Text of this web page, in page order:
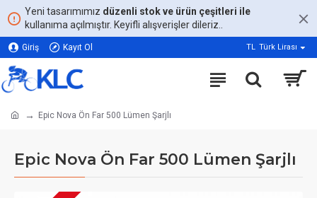
Yeni tasarımımız düzenli stok ve ürün çeşitleri ile
kullanıma açılmıştır. Keyifli alışverişler dileriz..
Giriş Kayıt Ol TL Türk Lirası
Epic Nova Ön Far 500 Lümen Şarjlı
Epic Nova Ön Far 500 Lümen Şarjlı